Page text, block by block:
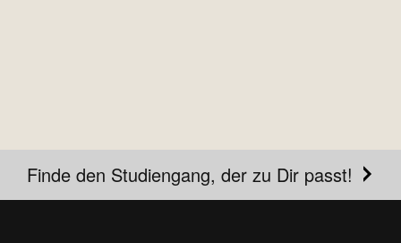
Finde den Studiengang, der zu Dir passt!